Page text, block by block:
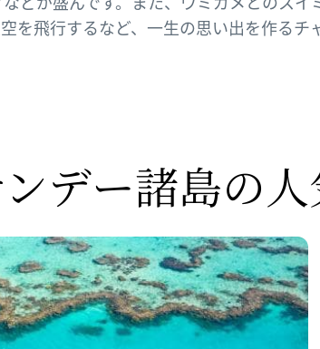
を飛行するなど、一生の思い出を作るチ
デー諸島の